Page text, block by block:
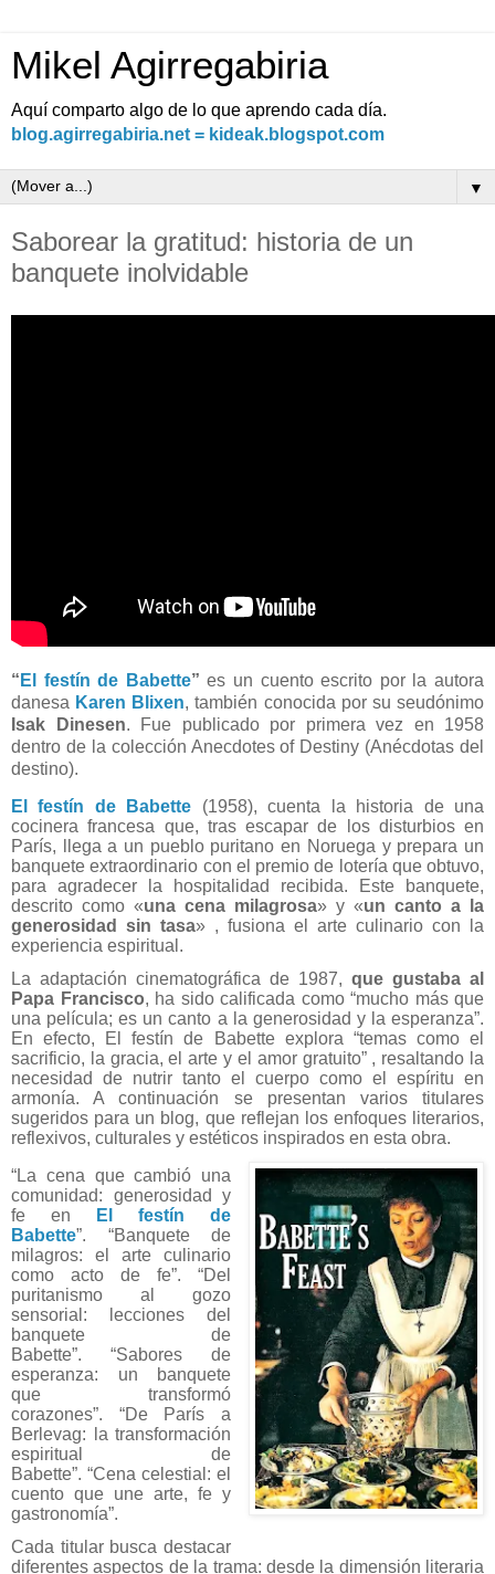
Mikel Agirregabiria
Aquí comparto algo de lo que aprendo cada día.
blog.agirregabiria.net = kideak.blogspot.com
▼
Saborear la gratitud: historia de un
banquete inolvidable
“ El festín de Babette” es un cuento escrito por la autora
danesa Karen Blixen, también conocida por su seudónimo
Isak Dinesen. Fue publicado por primera vez en 1958
dentro de la colección Anecdotes of Destiny (Anécdotas del
destino).
El festín de Babette (1958), cuenta la historia de una
cocinera francesa que, tras escapar de los disturbios en
París, llega a un pueblo puritano en Noruega y prepara un
banquete extraordinario con el premio de lotería que obtuvo,
para agradecer la hospitalidad recibida. Este banquete,
descrito como «una cena milagrosa» y «un canto a la
generosidad sin tasa» , fusiona el arte culinario con la
experiencia espiritual.
La adaptación cinematográfica de 1987, que gustaba al
Papa Francisco, ha sido calificada como “mucho más que
una película; es un canto a la generosidad y la esperanza”.
En efecto, El festín de Babette explora “temas como el
sacrificio, la gracia, el arte y el amor gratuito” , resaltando la
necesidad de nutrir tanto el cuerpo como el espíritu en
armonía. A continuación se presentan varios titulares
sugeridos para un blog, que reflejan los enfoques literarios,
reflexivos, culturales y estéticos inspirados en esta obra.
“La cena que cambió una
comunidad: generosidad y
fe en
El festín de
Babette”. “Banquete de
milagros: el arte culinario
como acto de fe”.“Del
puritanismo al gozo
sensorial: lecciones del
banquete de
Babette”.“Sabores de
esperanza: un banquete
que transformó
corazones”. “De París a
Berlevag: la transformación
espiritual de
Babette”.“Cena celestial: el
cuento que une arte, fe y
gastronomía”.
Cada titular busca destacar
diferentes aspectos de la trama: desde la dimensión literaria